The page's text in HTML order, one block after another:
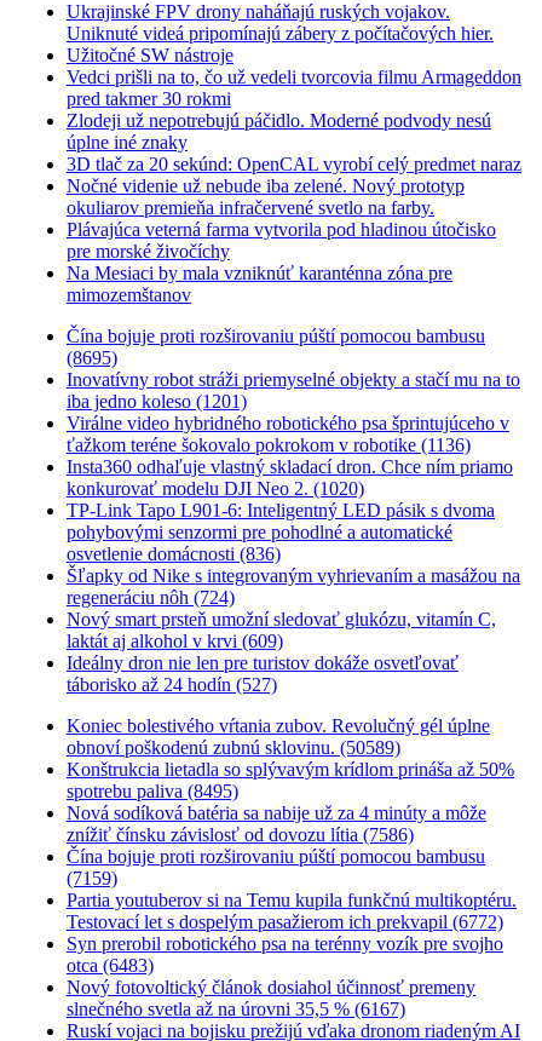
Ukrajinské FPV drony naháňajú ruských vojakov.
Uniknuté videá pripomínajú zábery z počítačových hier.
Užitočné SW nástroje
Vedci prišli na to, čo už vedeli tvorcovia filmu Armageddon
pred takmer 30 rokmi
Zlodeji už nepotrebujú páčidlo. Moderné podvody nesú
úplne iné znaky
3D tlač za 20 sekúnd: OpenCAL vyrobí celý predmet naraz
Nočné videnie už nebude iba zelené. Nový prototyp
okuliarov premieňa infračervené svetlo na farby.
Plávajúca veterná farma vytvorila pod hladinou útočisko
pre morské živočíchy
Na Mesiaci by mala vzniknúť karanténna zóna pre
mimozemštanov
Čína bojuje proti rozširovaniu púští pomocou bambusu
(8695)
Inovatívny robot stráži priemyselné objekty a stačí mu na to
iba jedno koleso (1201)
Virálne video hybridného robotického psa šprintujúceho v
ťažkom teréne šokovalo pokrokom v robotike (1136)
Insta360 odhaľuje vlastný skladací dron. Chce ním priamo
konkurovať modelu DJI Neo 2. (1020)
TP-Link Tapo L901-6: Inteligentný LED pásik s dvoma
pohybovými senzormi pre pohodlné a automatické
osvetlenie domácnosti (836)
Šľapky od Nike s integrovaným vyhrievaním a masážou na
regeneráciu nôh (724)
Nový smart prsteň umožní sledovať glukózu, vitamín C,
laktát aj alkohol v krvi (609)
Ideálny dron nie len pre turistov dokáže osvetľovať
táborisko až 24 hodín (527)
Koniec bolestivého vŕtania zubov. Revolučný gél úplne
obnoví poškodenú zubnú sklovinu. (50589)
Konštrukcia lietadla so splývavým krídlom prináša až 50%
spotrebu paliva (8495)
Nová sodíková batéria sa nabije už za 4 minúty a môže
znížiť čínsku závislosť od dovozu lítia (7586)
Čína bojuje proti rozširovaniu púští pomocou bambusu
(7159)
Partia youtuberov si na Temu kupila funkčnú multikoptéru.
Testovací let s dospelým pasažierom ich prekvapil (6772)
Syn prerobil robotického psa na terénny vozík pre svojho
otca (6483)
Nový fotovoltický článok dosiahol účinnosť premeny
slnečného svetla až na úrovni 35,5 % (6167)
Ruskí vojaci na bojisku prežijú vďaka dronom riadeným AI